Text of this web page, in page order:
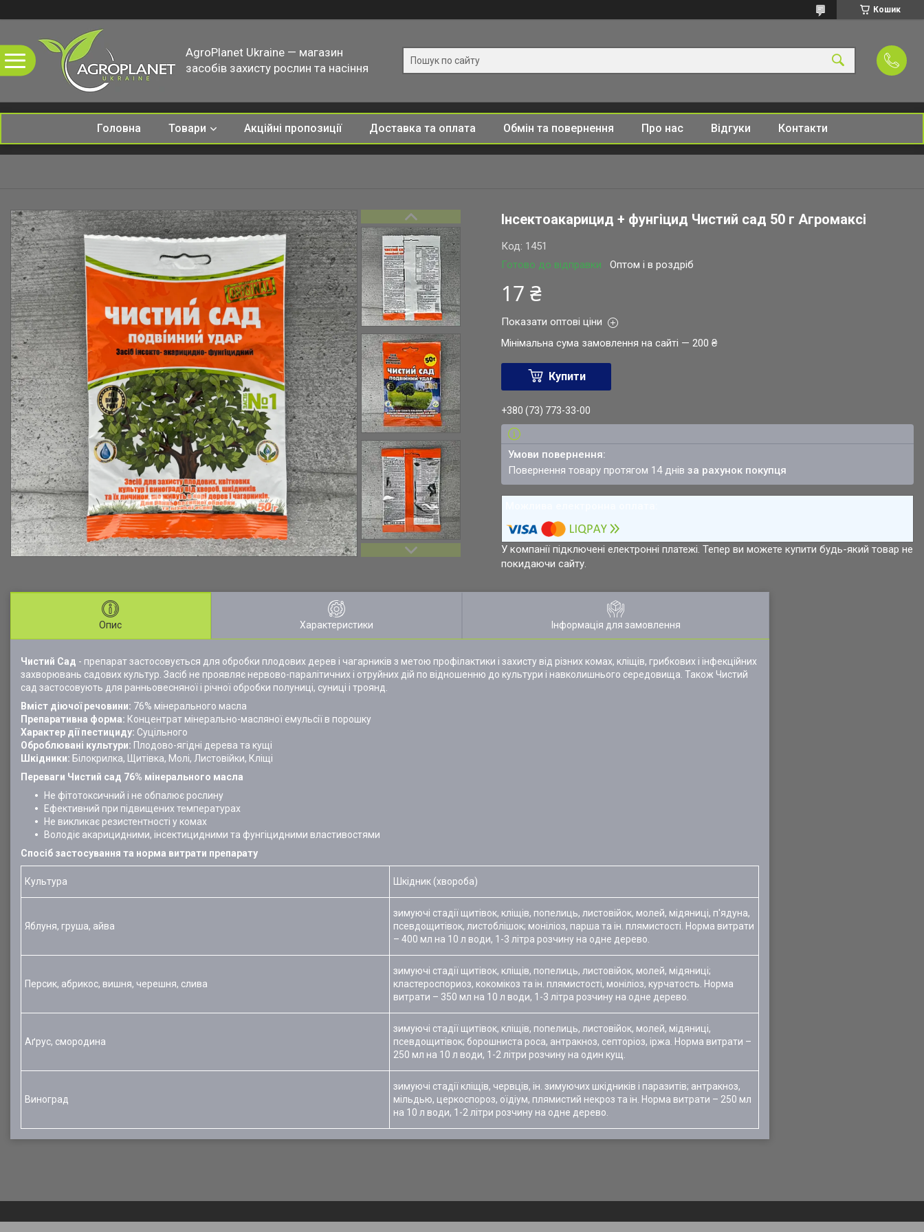
Кошик
AgroPlanet Ukraine — магазин
засобів захисту рослин та насіння
Головна Товари Акційні пропозиції Доставка та оплата Обмін та повернення Про нас Відгуки Контакти
Інсектоакарицид + фунгіцид Чистий сад 50 г Агромаксі
Готово до відправки Оптом і в роздріб
Код: 1451
17 ₴
Показати оптові ціни
Мінімальна сума замовлення на сайті — 200 ₴
Купити
+380 (73) 773-33-00
повернення товару протягом 14 днівза рахунок покупця
У компанії підключені електронні платежі. Тепер ви можете купити будь-який товар не
покидаючи сайту.
Опис Характеристики Інформація для замовлення
Чистий Сад - препарат застосовується для обробки плодових дерев і чагарників з метою профілактики і захисту від різних комах, кліщів, грибкових і інфекційних
захворювань садових культур. Засіб не проявляє нервово-паралітичних і отруйних дій по відношенню до культури і навколишнього середовища. Також Чистий
сад застосовують для ранньовесняної і річної обробки полуниці, суниці і троянд.
Вміст діючої речовини: 76% мінерального масла
Препаративна форма: Концентрат мінерально-масляної емульсії в порошку
Характер дії пестициду: Суцільного
Оброблювані культури: Плодово-ягідні дерева та кущі
Шкідники: Білокрилка, Щитівка, Молі, Листовійки, Кліщі
Переваги Чистий сад 76% мінерального масла
Не фітотоксичний і не обпалює рослину
Ефективний при підвищених температурах
Не викликає резистентності у комах
Володіє акарицидними, інсектицидними та фунгіцидними властивостями
Спосіб застосування та норма витрати препарату
Культура Шкідник (хвороба)
Яблуня, груша, айва
зимуючі стадії щитівок, кліщів, попелиць, листовійок, молей, мідяниці, п'ядуна,
псевдощитівок, листоблішок; моніліоз, парша та ін. плямистості. Норма витрати
– 400 мл на 10 л води, 1-3 літра розчину на одне дерево.
Персик, абрикос, вишня, черешня, слива
зимуючі стадії щитівок, кліщів, попелиць, листовійок, молей, мідяниці;
кластероспориоз, кокомікоз та ін. плямистості, моніліоз, курчатость. Норма
витрати – 350 мл на 10 л води, 1-3 літра розчину на одне дерево.
Аґрус, смородина
зимуючі стадії щитівок, кліщів, попелиць, листовійок, молей, мідяниці,
псевдощитівок; борошниста роса, антракноз, септоріоз, іржа. Норма витрати –
250 мл на 10 л води, 1-2 літри розчину на один кущ.
Виноград
зимуючі стадії кліщів, червців, ін. зимуючих шкідників і паразитів; антракноз,
мільдью, церкоспороз, оїдіум, плямистий некроз та ін. Норма витрати – 250 мл
на 10 л води, 1-2 літри розчину на одне дерево.